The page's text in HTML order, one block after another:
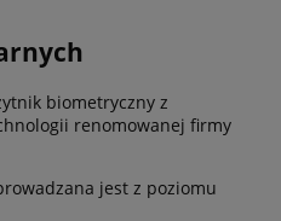
biometryczny z
renomowanej firmy
jest z poziomu